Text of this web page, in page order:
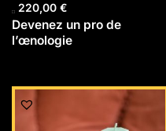
220,00 €
Devenez un pro de
l’œnologie